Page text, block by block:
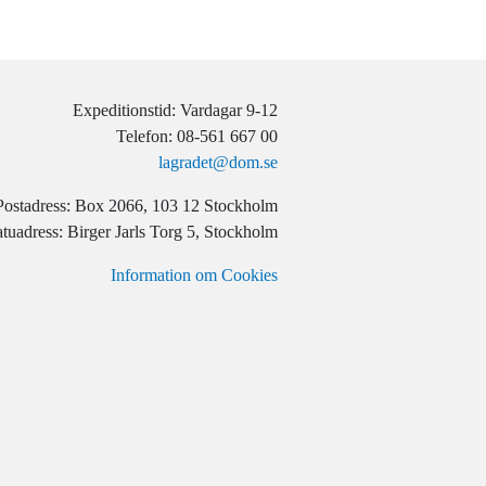
Expeditionstid: Vardagar 9-12
Telefon: 08-561 667 00
lagradet@dom.se
Box 2066, 103 12 Stockholm
Birger Jarls Torg 5, Stockholm
Information om Cookies